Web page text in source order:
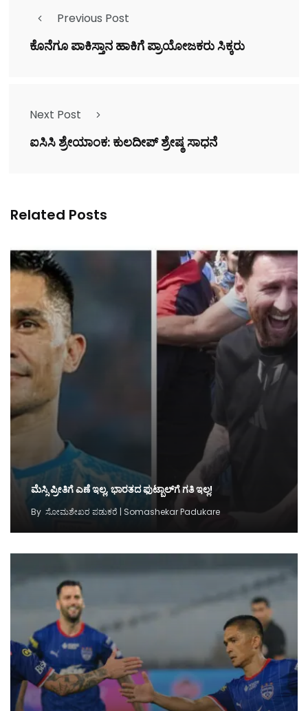
Previous Post
ಕೊನೆಗೂ ಪಾಕಿಸ್ತಾನ ಹಾಕಿಗೆ ಪ್ರಾಯೋಜಕರು ಸಿಕ್ಕರು
Next Post
ಐಸಿಸಿ ಶ್ರೇಯಾಂಕ: ಕುಲದೀಪ್ ಶ್ರೇಷ್ಠ ಸಾಧನೆ
Related Posts
ಮೆಸ್ಸಿ ಪ್ರೀತಿಗೆ ಎಣೆ ಇಲ್ಲ, ಭಾರತದ ಫುಟ್ಬಾಲ್‌ಗೆ ಗತಿ ಇಲ್ಲ!
By ಸೋಮಶೇಖರ ಪಡುಕರೆ | Somashekar Padukare